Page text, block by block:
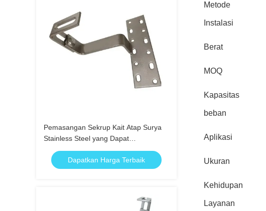
Pemasangan Sekrup Kait Atap Surya
Stainless Steel yang Dapat
Disesuaikan
Dapatkan Harga Terbaik
Metode
Instalasi
Berat
MOQ
Kapasitas
beban
Aplikasi
Ukuran
Kehidupan
Layanan